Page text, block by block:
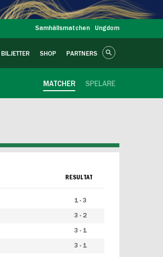
Samhällsmatchen Ungdom
BILJETTER SHOP PARTNERS
SPELARE
MATCHER
RESULTAT
1 - 3
3 - 2
3 - 1
3 - 1